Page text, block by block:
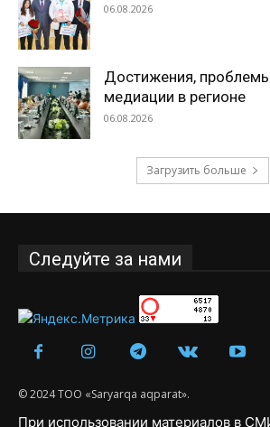
06.08.2026
Достижения,
медиации в регионе
06.08.2026
Загрузить больше
Следуйте за нами
© 2024 ТОО «Saryarqa aqparat».
При использовании материалов в